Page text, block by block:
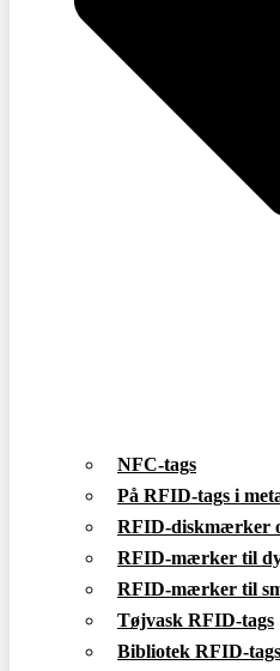
NFC-tags
På RFID-tags i
RFID-diskmærker
RFID-mærker til
RFID-mærker til
Tøjvask RFID-tags
Bibliotek RFID-tags